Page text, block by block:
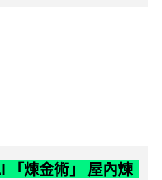
「煉金術」 屋內煉